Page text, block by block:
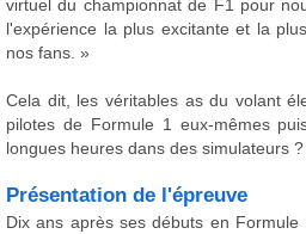
virtuel du championnat de F1 pour
l'expérience la plus excitante et la
nos fans. »
Cela dit, les véritables as du volant
pilotes de Formule 1 eux-mêmes
longues heures dans des simulateurs ?
Présentation de l'épreuve
Dix ans après ses débuts en